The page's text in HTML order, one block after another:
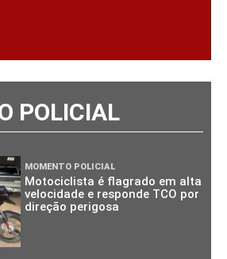
POLICIAL
MOMENTO POLICIAL
Motociclista é flagrado em alta
velocidade e responde TCO por
direção perigosa